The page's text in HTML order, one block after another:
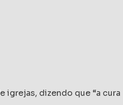
dizendo que “a cura